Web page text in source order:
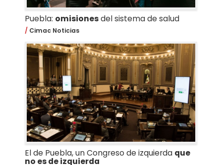
Puebla: omisionesdel sistema de salud
Cimac Noticias
El de Puebla, un Congreso de izquierda que
no es de izquierda